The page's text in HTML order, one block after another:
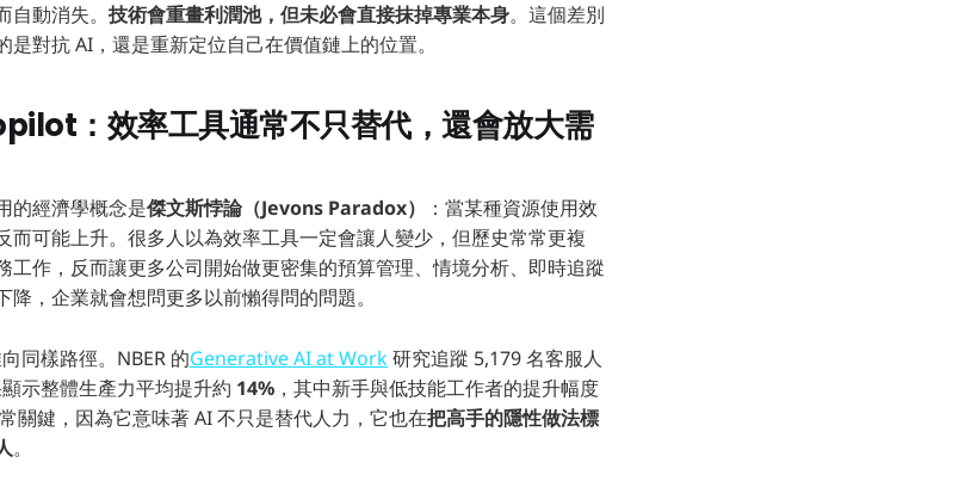
動消失。 技術會重畫利潤池，但未必會直接抹掉專業本身。這個差別
對抗 AI，還是重新定位自己在價值鏈上的位置。
：效率工具通常不只替代，還會放大需
的經濟學概念是傑文斯悖論（Jevons Paradox）
：當某種資源使用效
而可能上升。很多人以為效率工具一定會讓人變少，但歷史常常更複
工作，反而讓更多公司開始做更密集的預算管理、情境分析、即時追蹤
，企業就會想問更多以前懶得問的問題。
同樣路徑。NBER 的Generative AI at Work研究追蹤 5,179 名客服人
示整體生產力平均提升約 14% ，其中新手與低技能工作者的提升幅度
關鍵，因為它意味著 AI 不只是替代人力，它也在把高手的隱性做法標
。